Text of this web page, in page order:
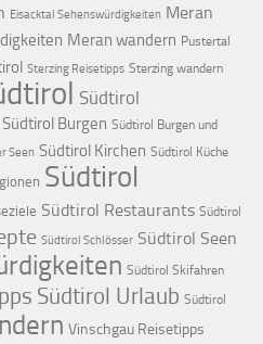
Eisacktal Sehenswürdigkeiten Meran
Meran wandern Pustertal
Sterzing Reisetipps Sterzing wandern
Südtirol
Südtirol Burgen Südtirol Burgen und
Seen Südtirol Kirchen Südtirol Küche
Südtirol
Südtirol Restaurants Südtirol
Südtirol Schlösser Südtirol Seen
Südtirol Skifahren
Südtirol Urlaub Südtirol
Vinschgau Reisetipps